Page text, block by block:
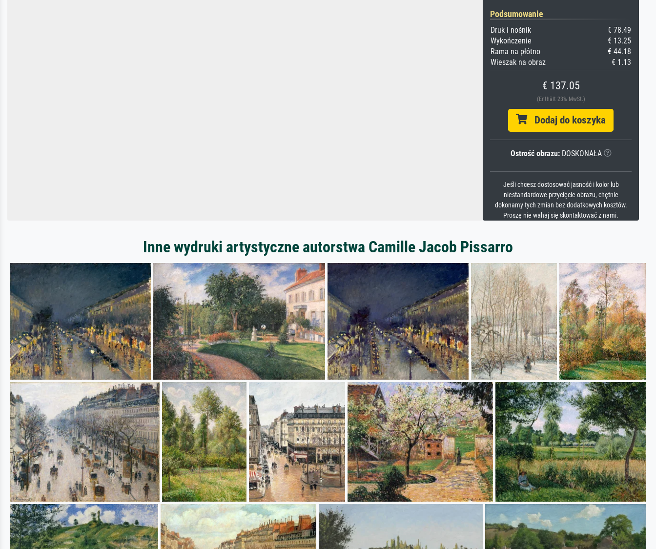
Podsumowanie
Druk i nośnik
€ 78.49
Wykończenie
€ 13.25
Rama na płótno
€ 44.18
Wieszak na obraz
€ 1.13
€ 137.05
(Enthält 23% MwSt.)
Dodaj do koszyka
Ostrość obrazu:DOSKONAŁA
Jeśli chcesz dostosować jasność i kolor lub
niestandardowe przycięcie obrazu, chętnie
dokonamy tych zmian bez dodatkowych kosztów.
Proszę nie wahaj się skontaktować z nami.
Inne wydruki artystyczne autorstwa Camille Jacob Pissarro